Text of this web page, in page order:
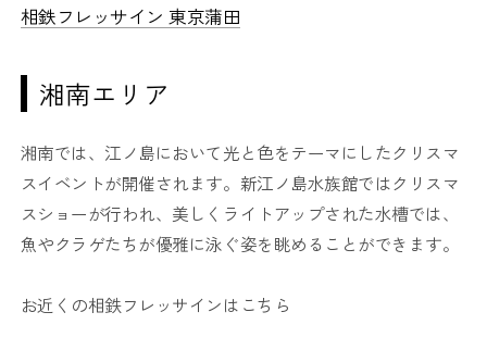
相鉄フレッサイン 東京蒲田
湘南エリア
湘南では、江ノ島において光と色をテーマにしたクリスマ
スイベントが開催されます。新江ノ島水族館ではクリスマ
スショーが行われ、美しくライトアップされた水槽では、
魚やクラゲたちが優雅に泳ぐ姿を眺めることができます。
お近くの相鉄フレッサインはこちら